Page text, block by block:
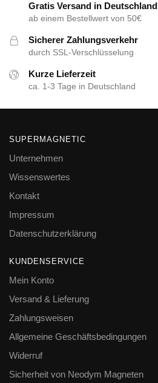
Gratis Versand in Deutschland
ab einem Bestellwert von 50€
Sicherer Zahlungsverkehr
durch SSL-Verschlüsselung
Kurze Lieferzeit
ca. 1-3 Tage in Deutschland
SUPERMAGNETIC
Unternehmen
Wissenswertes
Kontakt
Impressum
Datenschutzerklärung
KUNDENSERVICE
Mein Konto
Versand & Lieferung
Zahlungsweisen
Allgemeine Geschäftsbedingungen
Widerruf
Sicherheit von Neodym Magneten